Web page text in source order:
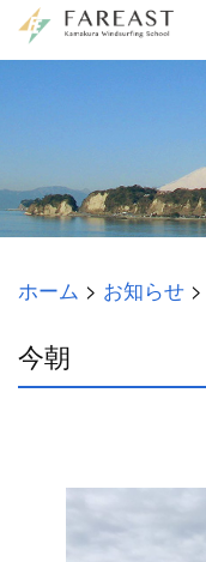
ホーム > お知らせ >
今朝